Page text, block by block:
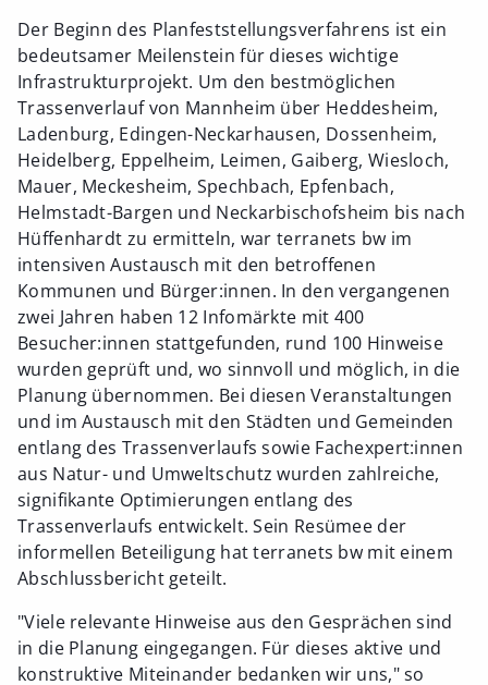
Der Beginn des Planfeststellungsverfahrens ist ein
bedeutsamer Meilenstein für dieses wichtige
Infrastrukturprojekt. Um den bestmöglichen
Trassenverlauf von Mannheim über Heddesheim,
Ladenburg, Edingen-Neckarhausen, Dossenheim,
Heidelberg, Eppelheim, Leimen, Gaiberg, Wiesloch,
Mauer, Meckesheim, Spechbach, Epfenbach,
Helmstadt-Bargen und Neckarbischofsheim bis nach
Hüffenhardt zu ermitteln, war terranets bw im
intensiven Austausch mit den betroffenen
Kommunen und Bürger:innen. In den vergangenen
zwei Jahren haben 12 Infomärkte mit 400
Besucher:innen stattgefunden, rund 100 Hinweise
wurden geprüft und, wo sinnvoll und möglich, in die
Planung übernommen. Bei diesen Veranstaltungen
und im Austausch mit den Städten und Gemeinden
entlang des Trassenverlaufs sowie Fachexpert:innen
aus Natur- und Umweltschutz wurden zahlreiche,
signifikante Optimierungen entlang des
Trassenverlaufs entwickelt. Sein Resümee der
informellen Beteiligung hat terranets bw mit einem
Abschlussbericht geteilt.
"Viele relevante Hinweise aus den Gesprächen sind
in die Planung eingegangen. Für dieses aktive und
konstruktive Miteinander bedanken wir uns," so